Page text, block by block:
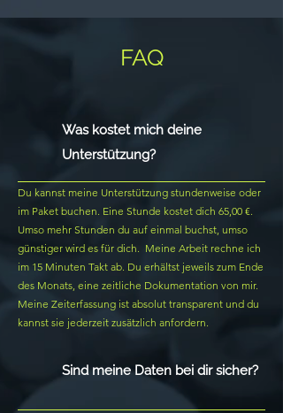
FAQ
Was kostet mich deine
Unterstützung?
Du kannst meine Unterstützung stundenweise oder
im Paket buchen. Eine Stunde kostet dich 65,00 €.
Umso mehr Stunden du auf einmal buchst, umso
günstiger wird es für dich. Meine Arbeit rechne ich
im 15 Minuten Takt ab. Du erhältst jeweils zum Ende
des Monats, eine zeitliche Dokumentation von mir.
Meine Zeiterfassung ist absolut transparent und du
kannst sie jederzeit zusätzlich anfordern.
Sind meine Daten bei dir sicher?